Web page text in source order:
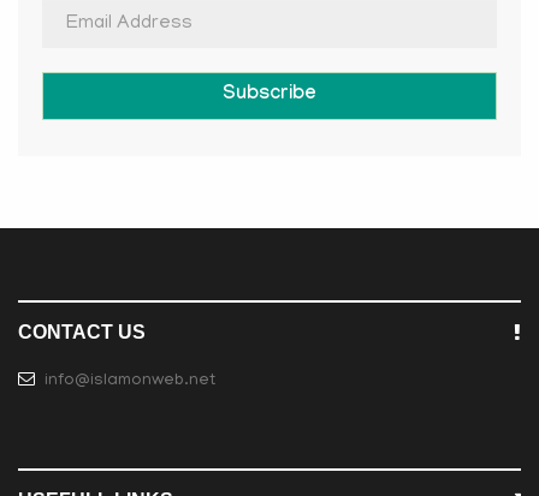
Subscribe
CONTACT US
info@islamonweb.net